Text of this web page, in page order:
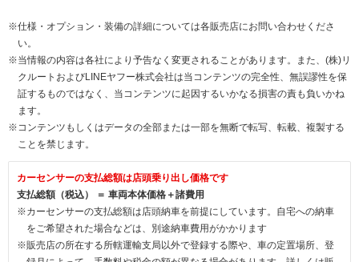
※仕様・オプション・装備の詳細については各販売店にお問い合わせくださ
い。
※当情報の内容は各社により予告なく変更されることがあります。また、(株)リ
クルートおよびLINEヤフー株式会社は当コンテンツの完全性、無誤謬性を保
証するものではなく、当コンテンツに起因するいかなる損害の責も負いかね
ます。
※コンテンツもしくはデータの全部または一部を無断で転写、転載、複製する
ことを禁じます。
カーセンサーの支払総額は店頭乗り出し価格です
支払総額（税込） ＝ 車両本体価格＋諸費用
※カーセンサーの支払総額は店頭納車を前提にしています。自宅への納車
をご希望された場合などは、別途納車費用がかかります
※販売店の所在する所轄運輸支局以外で登録する際や、車の定置場所、登